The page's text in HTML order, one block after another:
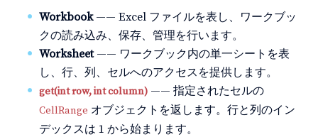
Workbook—— Excel ファイルを表し、ワークブッ
クの読み込み、保存、管理を行います。
Worksheet—— ワークブック内の単一シートを表
し、行、列、セルへのアクセスを提供します。
get(int row, int column) —— 指定されたセルの
CellRange オブジェクトを返します。行と列のイン
デックスは 1 から始まります。